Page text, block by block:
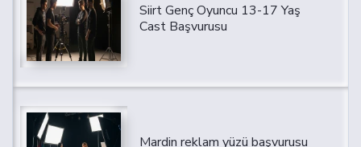
Siirt Genç Oyuncu 13-17 Yaş
Cast Başvurusu
Mardin reklam yüzü başvurusu